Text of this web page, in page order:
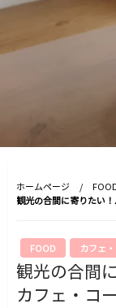
ホームページ
観光の合間に寄りたい
FOOD カフェ
観光の合間
カフェ・コ